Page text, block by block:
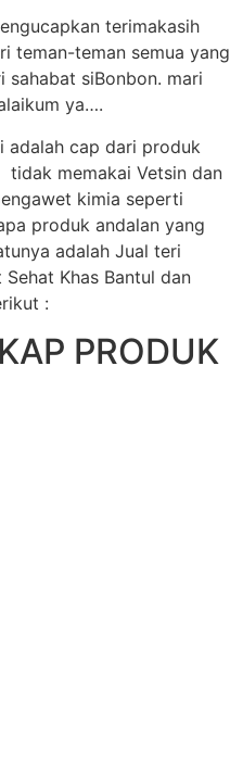
terimakasih
teman-teman semua yang
sahabat siBonbon. mari
ya….
adalah cap dari produk
memakai Vetsin dan
kimia seperti
produk andalan yang
adalah Jual teri
Khas Bantul dan
:
PRODUK